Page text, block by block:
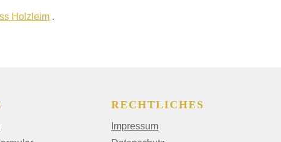
Holzleim .
RECHTLICHES
Impressum